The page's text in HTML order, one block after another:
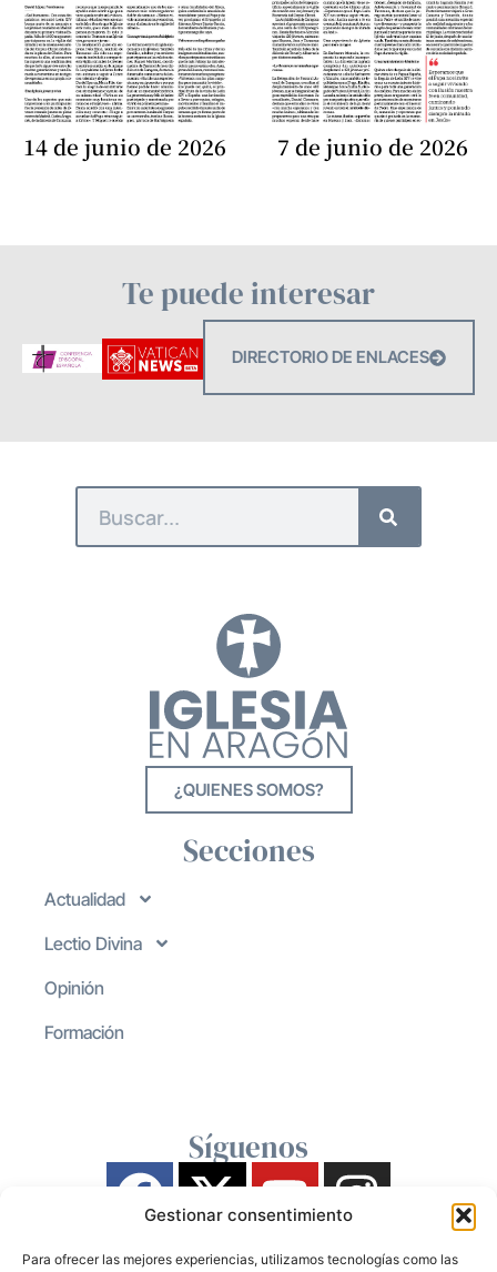
Gestionar consentimiento
Para ofrecer las mejores experiencias, utilizamos tecnologías como las
14 de junio de 2026 7 de junio de 2026
Te puede interesar
DIRECTORIO DE ENLACES
¿QUIENES SOMOS?
Secciones
Actualidad
Lectio Divina
Opinión
Formación
Síguenos